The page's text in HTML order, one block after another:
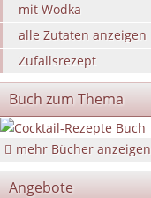
mit Wodka
alle Zutaten anzeigen
Zufallsrezept
Buch zum Thema
mehr Bücher anzeigen
Angebote